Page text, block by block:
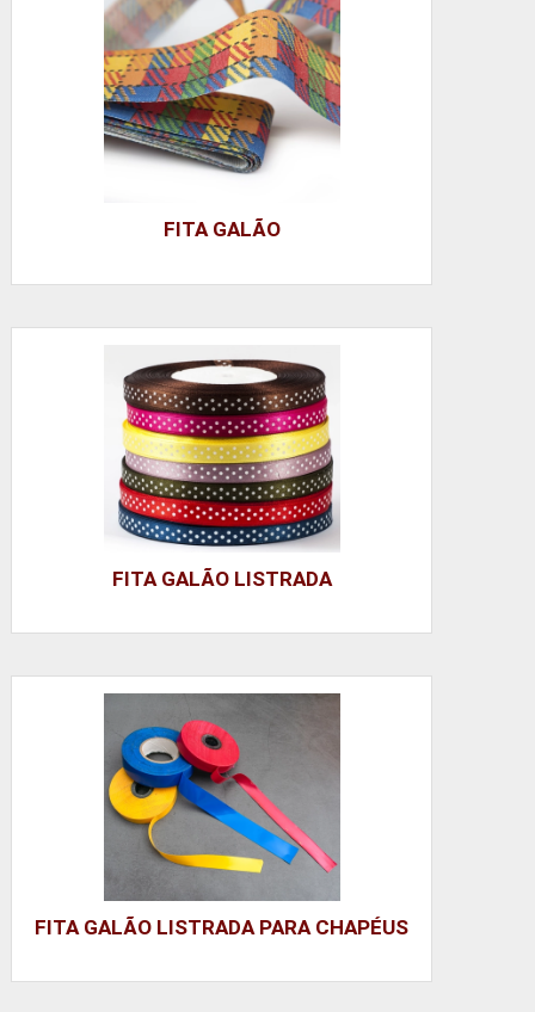
FITA GALÃO
FITA GALÃO LISTRADA
FITA GALÃO LISTRADA PARA CHAPÉUS